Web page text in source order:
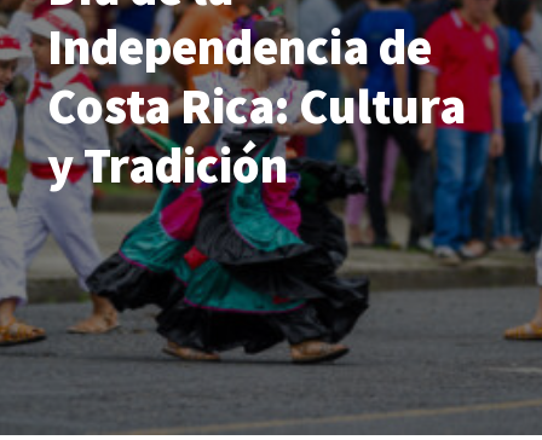
Independencia de
Costa Rica: Cultura
y Tradición